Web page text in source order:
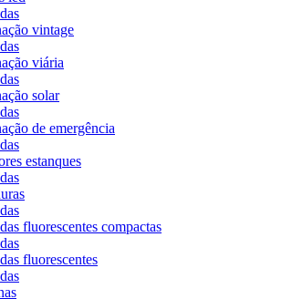
vintage
viária
solar
de emergência
estanques
fluorescentes compactas
fluorescentes